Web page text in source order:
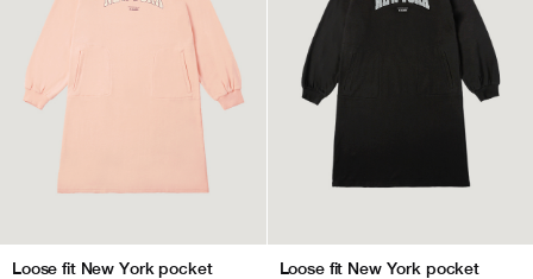
Loose fit New York pocket
Loose fit New York pocket